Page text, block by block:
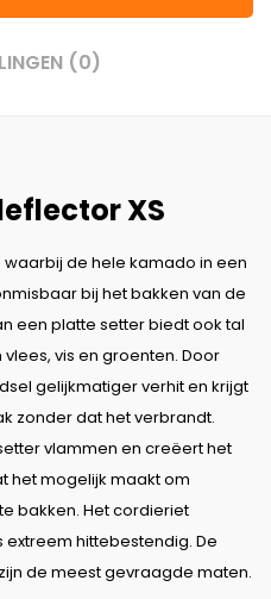
(0)
XS
de hele kamado in een
bij het bakken van de
een platte setter biedt ook tal
vis en groenten. Door
gelijkmatiger verhit en krijgt
zonder dat het verbrandt.
vlammen en creëert het
het mogelijk maakt om
bakken. Het cordieriet
hittebestendig. De
de meest gevraagde maten.